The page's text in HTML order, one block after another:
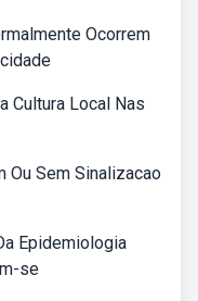
Ocorrem
Cultura Local Nas
Ou Sem Sinalizacao
Epidemiologia
se